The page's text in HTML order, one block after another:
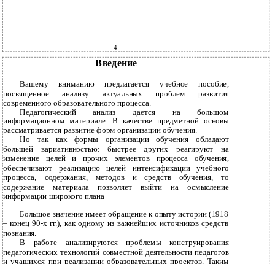
4
Введение
Вашему вниманию предлагается учебное пособие,
посвященное анализу актуальных проблем развития
современного образовательного процесса.
Педагогический анализ дается на большом
информационном материале. В качестве предметной основы
рассматривается развитие форм организации обучения.
Но так как формы организации обучения обладают
большей вариативностью: быстрее других реагируют на
изменение целей и прочих элементов процесса обучения,
обеспечивают реализацию целей интенсификации учебного
процесса, содержания, методов и средств обучения, то
содержание материала позволяет выйти на осмысление
информации широкого плана
Большое значение имеет обращение к опыту истории (1918
– конец 90-х гг.), как одному из важнейших источников средств
познания.
В работе анализируются проблемы конструирования
педагогических технологий совместной деятельности педагогов
и учащихся при реализации образовательных проектов. Таким